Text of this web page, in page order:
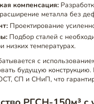
компенсация:
металла без
Проектирование
Подбор сталей с
низких температурах.
с
будущую конструкцию.
СП и СНиП, что